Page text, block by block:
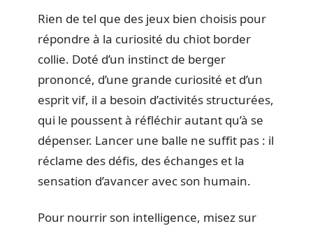
Rien de tel que des jeux bien choisis pour
répondre à la curiosité du chiot border
collie. Doté d’un instinct de berger
prononcé, d’une grande curiosité et d’un
esprit vif, il a besoin d’activités structurées,
qui le poussent à réfléchir autant qu’à se
dépenser. Lancer une balle ne suffit pas : il
réclame des défis, des échanges et la
sensation d’avancer avec son humain.
Pour nourrir son intelligence, misez sur